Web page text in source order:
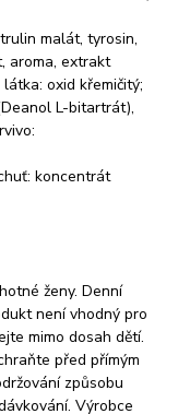
malát, tyrosin,
aroma, extrakt
oxid křemičitý;
L-bitartrát),
koncentrát
ženy. Denní
není vhodný pro
mimo dosah dětí.
před přímým
způsobu
Výrobce